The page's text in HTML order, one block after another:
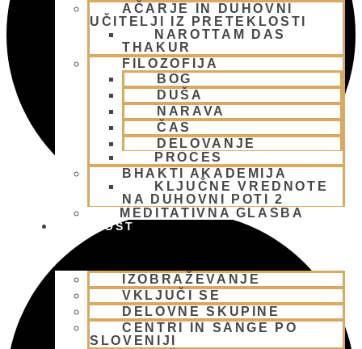
AČARJE IN DUHOVNI
UČITELJI IZ PRETEKLOSTI
NAROTTAM DAS
THAKUR
FILOZOFIJA
BOG
DUŠA
NARAVA
ČAS
DELOVANJE
PROCES
BHAKTI AKADEMIJA
KLJUČNE VREDNOTE
NA DUHOVNI POTI 2
MEDITATIVNA GLASBA
SKUPNOST
IZOBRAŽEVANJE
VKLJUČI SE
DELOVNE SKUPINE
CENTRI IN SANGE PO
SLOVENIJI